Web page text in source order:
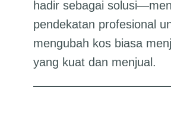
hadir sebagai
pendekatan profesional
mengubah kos biasa
yang kuat dan menjual.